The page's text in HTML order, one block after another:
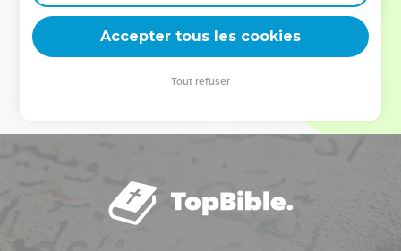
deviennent vos tremplins. Que vous guidiez un ministère, une
équipe, un groupe ou une famille, leur expérience est faite
Accepter tous les cookies
Tout refuser